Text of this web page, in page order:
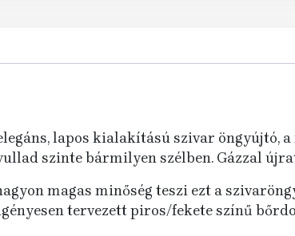
lapos kialakítású szivar öngyújtó,
szinte bármilyen szélben. Gázzal
magas minőség teszi ezt a
tervezett piros/fekete színű